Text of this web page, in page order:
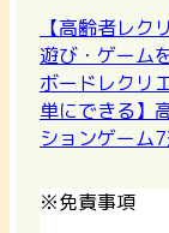
【高齢者レ
遊び・ゲーム
ボードレクリ
単にできる】
ションゲーム7
※免責事項